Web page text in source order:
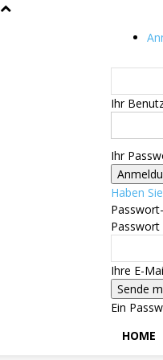
Ihr
Ihr
Haben
Passwort
Ihre E-
Ein
HOME